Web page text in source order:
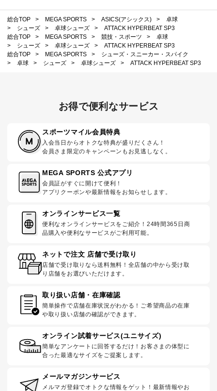
総合TOP > MEGA SPORTS > ASICS(アシックス) >
卓球
>
シューズ > 卓球シューズ >
ATTACK HYPERBEAT SP3
総合TOP
> MEGA SPORTS > 競技・スポーツ >
卓球
>
シューズ > 卓球シューズ >
ATTACK HYPERBEAT SP3
総合TOP
> MEGA SPORTS >
シューズ・スニーカー・スパイク
>
卓球 > シューズ > 卓球シューズ > ATTACK HYPERBEAT SP3
お得で便利なサービス
スポーツマイル会員特典
入会当日からオトクな特典が盛りだくさん！
会員さま限定のキャンペーンもお見逃しなく。
MEGA SPORTS 公式アプリ
会員証がすぐに開けて便利！
アプリクーポンや最新情報をお知らせします。
オンラインサービス一覧
便利なオンラインサービスをご紹介！24時間365日商
品購入や便利なサービスがご利用可能。
ネットで注文 店舗で受け取り
店舗で受け取りなら送料無料！全店舗の中から受け取
り店舗をお選びいただけます。
取り扱い店舗・在庫確認
簡単操作で店舗在庫状況がわかる！ご希望商品の在庫
や取り扱い店舗の確認ができます。
オンライン試着サービス(ユニサイズ)
簡単なアンケートに回答するだけ！お客さまの体型に
合った最適なサイズをご提案します。
メールマガジンサービス
メルマガ登録でオトクな情報をゲット！最新情報やお